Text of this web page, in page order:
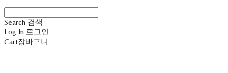
Search 검색
Log In 로그인
Cart장바구니